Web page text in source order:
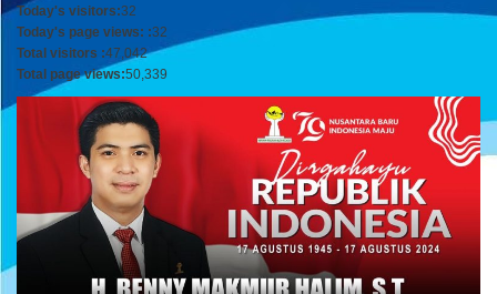
Today's visitors:32
Today's page views: :32
Total visitors :47,042
Total page views:50,339